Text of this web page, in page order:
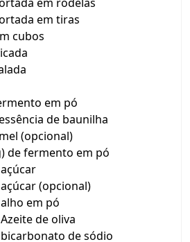
em tiras
cubos
em pó
de baunilha
(opcional)
de fermento em pó
(opcional)
em pó
de oliva
de sódio